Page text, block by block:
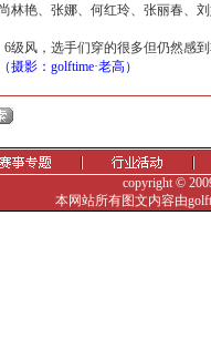
林艳、张娜、何红玲、张丽春、
风，选手们穿的很多但仍然感到
（摄影：golftime·老高）
copyright ©
本网站所有图文内容由